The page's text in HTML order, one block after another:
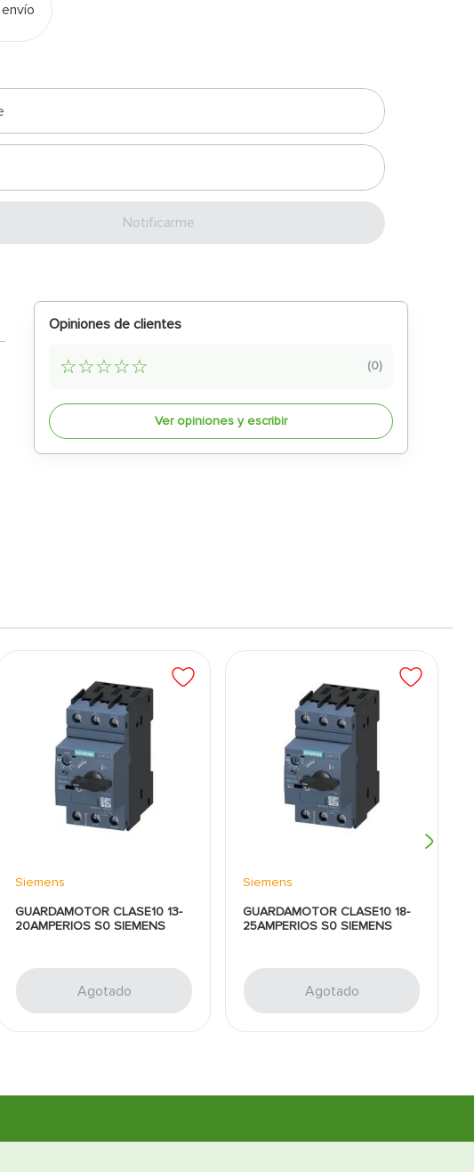
Enviar
Opiniones de clientes
☆☆☆☆☆ (0)
Ver opiniones y escribir
Siemens
GUARDAMOTOR CLASE10 13-
20AMPERIOS S0 SIEMENS
Agotado
Siemens
GUARDAMOTOR CLASE10 18-
25AMPERIOS S0 SIEMENS
Agotado